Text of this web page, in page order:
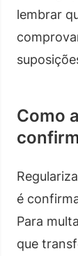
lembrar
Como
é
Para
que